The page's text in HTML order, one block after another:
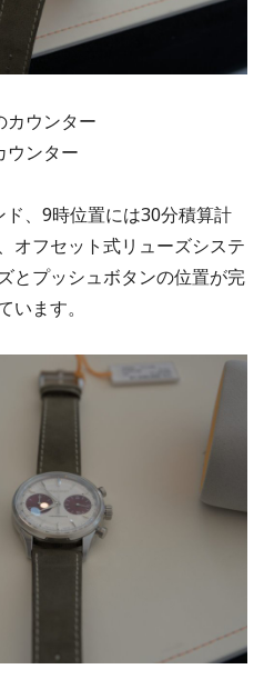
カウンター
ウンター
、9時位置には30分積算計
オフセット式リューズシステ
とプッシュボタンの位置が完
ます。